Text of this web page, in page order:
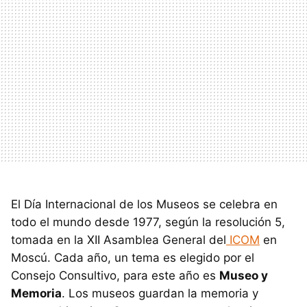
El Día Internacional de los Museos se celebra en
todo el mundo desde 1977, según la resolución 5,
tomada en la XII Asamblea General del ICOM en
Moscú. Cada año, un tema es elegido por el
Consejo Consultivo, para este año es Museo y
Memoria. Los museos guardan la memoria y